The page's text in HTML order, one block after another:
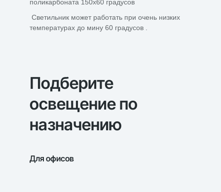
поликарбоната 150х60 градусов
Светильник может работать при очень низких
температурах до мину 60 градусов .
Подберите
освещение по
назначению
Для офисов